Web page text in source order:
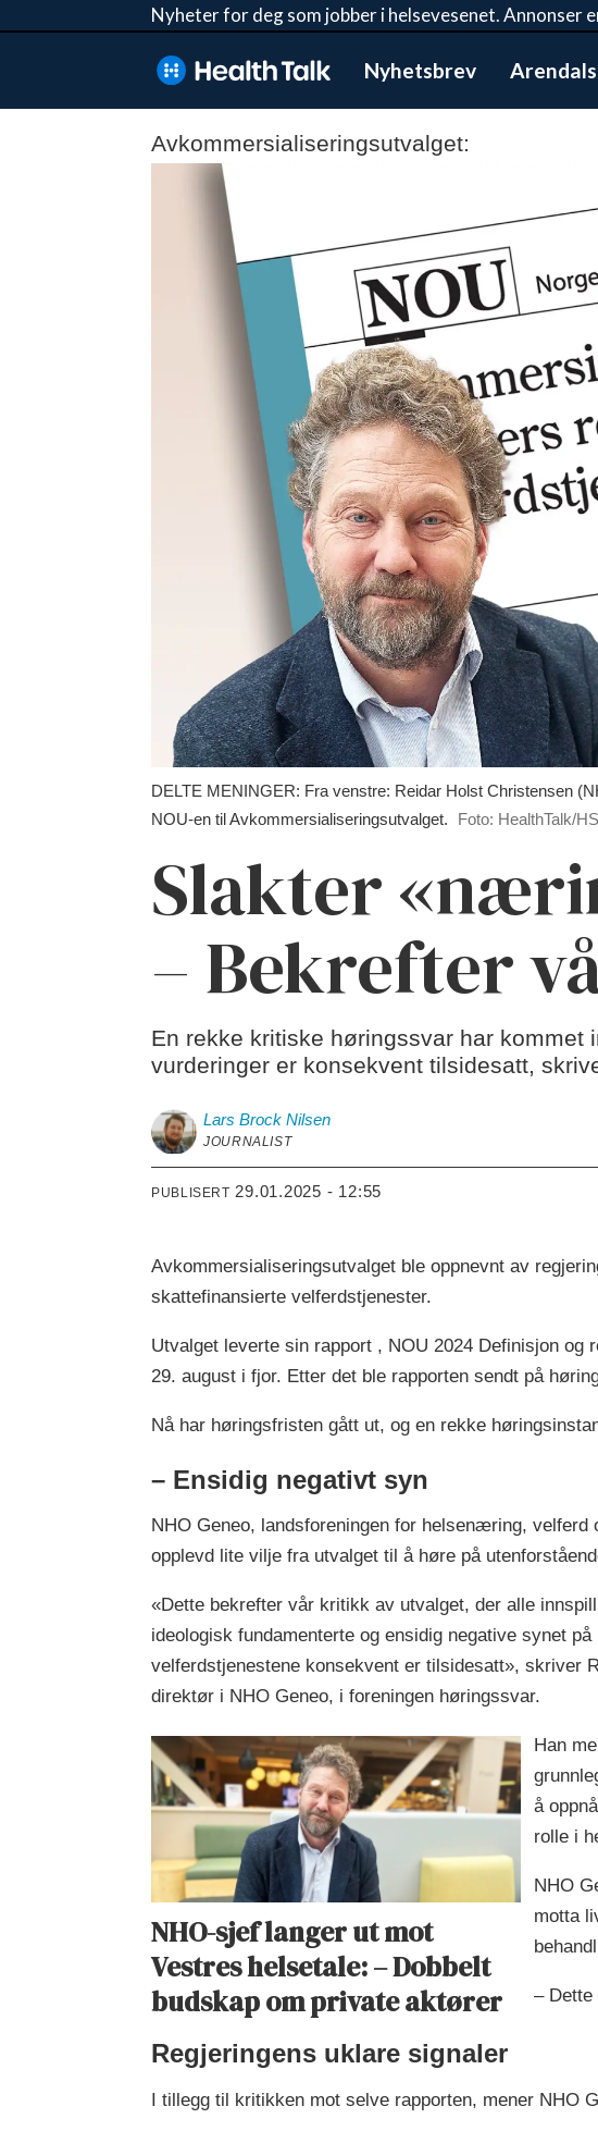
Nyheter for deg som jobber i helsevesenet. Annonser
Nyhetsbrev
Avkommersialiseringsutvalget:
DELTE MENINGER: Fra venstre: Reidar Holst Christensen
NOU-en til Avkommersialiseringsutvalget.
Foto: HealthTalk/
Slakter
– Bekrefter
En rekke kritiske høringssvar har
vurderinger er konsekvent tilsidesatt,
Lars Brock Nilsen
JOURNALIST
PUBLISERT 29.01.2025 - 12:55
Avkommersialiseringsutvalget ble oppnevnt av
skattefinansierte velferdstjenester.
Utvalget leverte sin rapport , NOU 2024 Definisjon
29. august i fjor. Etter det ble rapporten sendt på
Nå har høringsfristen gått ut, og en rekke
– Ensidig negativt syn
NHO Geneo, landsforeningen for helsenæring,
opplevd lite vilje fra utvalget til å høre på
«Dette bekrefter vår kritikk av utvalget, der alle
ideologisk fundamenterte og ensidig negative synet
velferdstjenestene konsekvent er tilsidesatt», skriver
direktør i NHO Geneo, i foreningen høringssvar.
NHO-sjef langer ut mot
Vestres helsetale: – Dobbelt
budskap om private aktører
Han
å
rolle i
NHO
motta
– Dette
Regjeringens uklare signaler
I tillegg til kritikken mot selve rapporten, mener NHO